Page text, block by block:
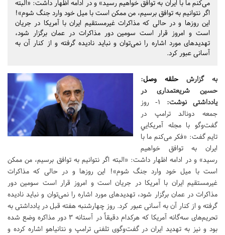
می‌کنم ما با ایران به توافق خواهیم رسید‌» و در ادامه اظهار داشت‌: «البته
اگر نتوانیم به توافق برسیم، من ممکن است با میل خود وارد جنگ شوم‌»!
این روزها و در حالی که مذاکرات غیر‌مستقیم ایران با آمریکا در جریان
است و امروز قرار است سومین دور مذاکرات در عمان برگزار شود،
تهدیدهای مورد اشاره را نمی‌توان و نباید نادیده گرفته و از کنار آن به
آسانی عبور کرد.
به گزارش حلقه وصل:
حسین شریعتمداری در
یادداشتی نوشت:
۱- روز
جمعه دونالد ترامپ در
گفت‌و‌گو با مجله آمریکایي
تایم گفت‌: «‌فکر می‌کنم ما با
ایران به توافق خواهیم
رسید‌» و در ادامه اظهار داشت‌: «البته اگر نتوانیم به توافق برسیم، من ممکن
است با میل خود وارد جنگ شوم‌»! این روزها و در حالی که مذاکرات
غیر‌مستقیم ایران با آمریکا در جریان است و امروز قرار است سومین دور
مذاکرات در عمان برگزار شود، تهدیدهای مورد اشاره را نمی‌توان و نباید نادیده
گرفته و از کنار آن به آسانی عبور کرد. روز چهارشنبه هفته قبل در یادداشتی به
تحریم‌های سه‌گانه آمریکا که هرکدام دقیقاً در آستانه ۳ دور مذاکره وضع شده
بود و نیز به تهدید ایران در گفت‌و‌گوی تلفنی ترامپ و نتانیاهو اشاره کرده و